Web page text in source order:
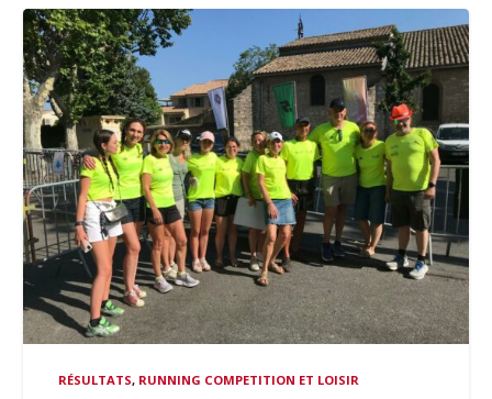
RÉSULTATS, RUNNING COMPETITION ET LOISIR